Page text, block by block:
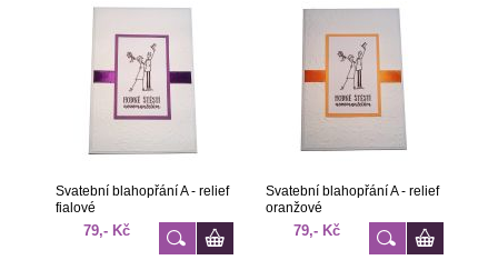
Svatební blahopřání A - relief
fialové
79,- Kč
Svatební blahopřání A - relief
oranžové
79,- Kč